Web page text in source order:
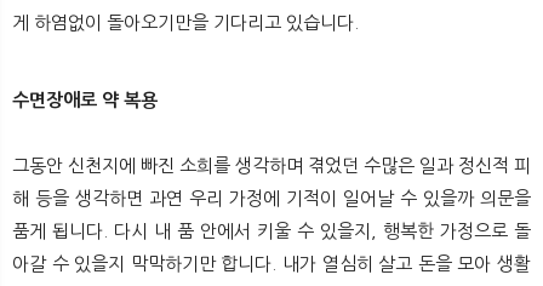
게 하염없이 돌아오기만을 기다리고 있습니다.
수면장애로 약 복용
그동안 신천지에 빠진 소희를 생각하며 겪었던 수많은 일과 정신적 피
해 등을 생각하면 과연 우리 가정에 기적이 일어날 수 있을까 의문을
품게 됩니다. 다시 내 품 안에서 키울 수 있을지, 행복한 가정으로 돌
아갈 수 있을지 막막하기만 합니다. 내가 열심히 살고 돈을 모아 생활